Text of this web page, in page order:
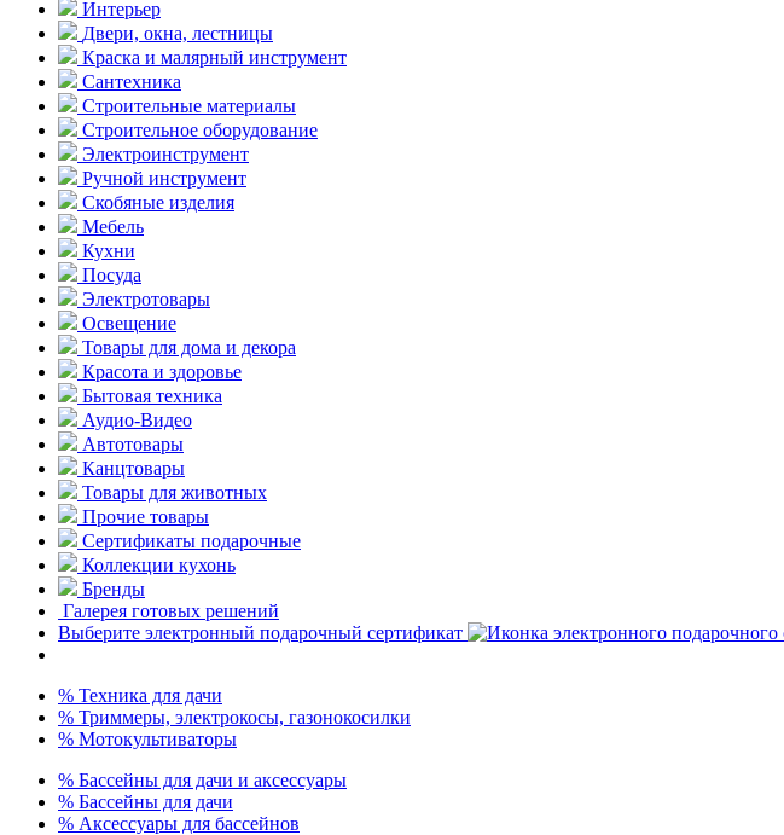
Интерьер
Двери, окна, лестницы
Краска и малярный инструмент
Сантехника
Строительные материалы
Строительное оборудование
Электроинструмент
Ручной инструмент
Скобяные изделия
Мебель
Кухни
Посуда
Электротовары
Освещение
Товары для дома и декора
Красота и здоровье
Бытовая техника
Аудио-Видео
Автотовары
Канцтовары
Товары для животных
Прочие товары
Сертификаты подарочные
Коллекции кухонь
Бренды
Галерея готовых решений
Выберите электронный подарочный сертификат
% Техника для дачи
% Триммеры, электрокосы, газонокосилки
% Мотокультиваторы
% Бассейны для дачи и аксессуары
% Бассейны для дачи
% Аксессуары для бассейнов